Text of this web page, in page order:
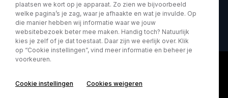
Privacy policy
plaatsen we kort op je apparaat. Zo zien we bijvoorbeeld
welke pagina’s je zag, waar je afhaakte en wat je invulde. Op
die manier hebben wij informatie waar we jouw
websitebezoek beter mee maken. Handig toch? Natuurlijk
kies je zelf of je dat toestaat. Daar zijn we eerlijk over. Klik
op “Cookie instellingen”, vind meer informatie en beheer je
voorkeuren.
Cookie instellingen Cookies weigeren